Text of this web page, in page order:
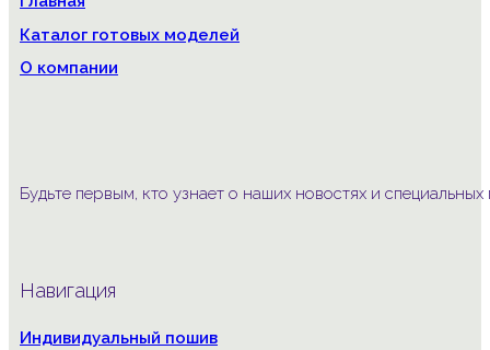
Каталог готовых моделей
О компании
Будьте первым, кто узнает о наших новостях и
Навигация
Индивидуальный пошив